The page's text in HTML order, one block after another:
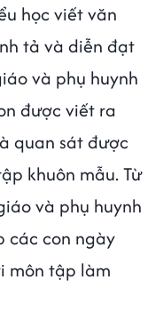
học viết văn
tả và diễn đạt
và phụ huynh
được viết ra
quan sát được
khuôn mẫu. Từ
và phụ huynh
các con ngày
môn tập làm